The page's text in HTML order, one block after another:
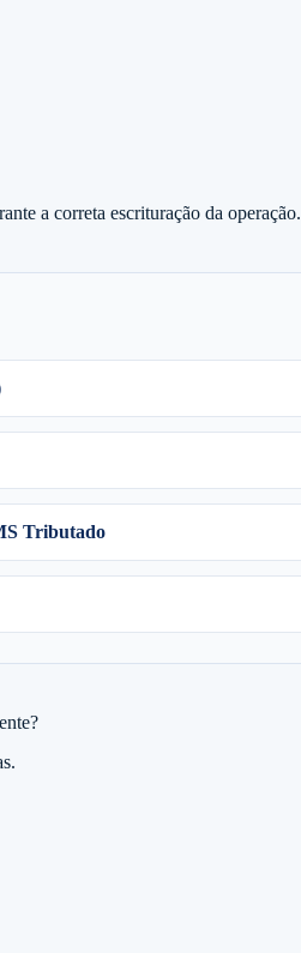
a correta escrituração da operação.
Tributado